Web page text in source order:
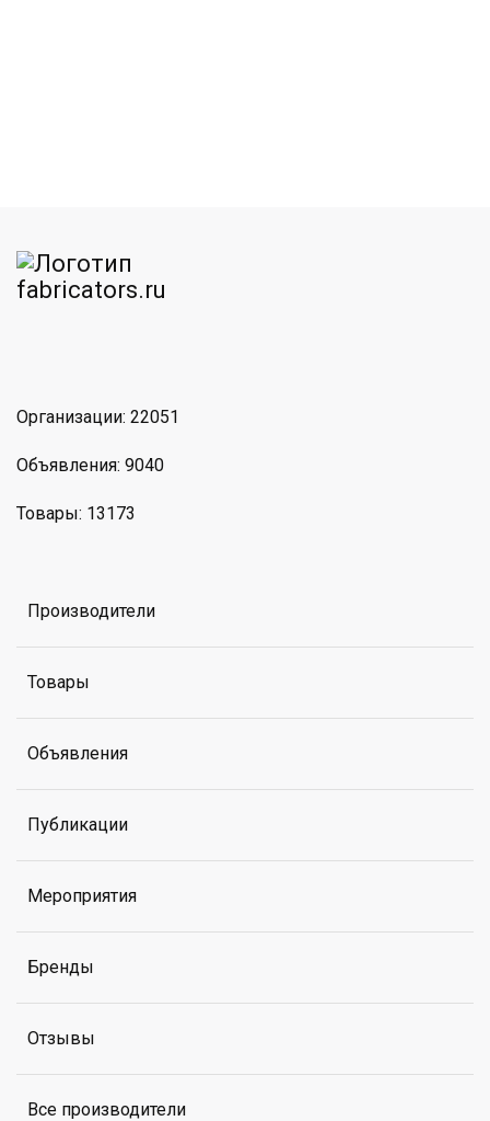
Организации: 22051
Объявления: 9040
Товары: 13173
Производители
Товары
Объявления
Публикации
Мероприятия
Бренды
Отзывы
Все производители